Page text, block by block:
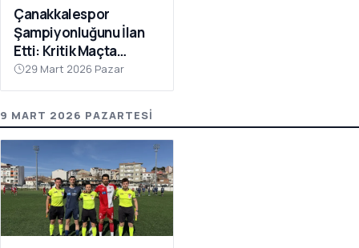
Çanakkalespor
Şampiyonluğunu İlan
Etti: Kritik Maçta
Galibiyet Geldi
29 Mart 2026 Pazar
9 MART 2026 PAZARTESI